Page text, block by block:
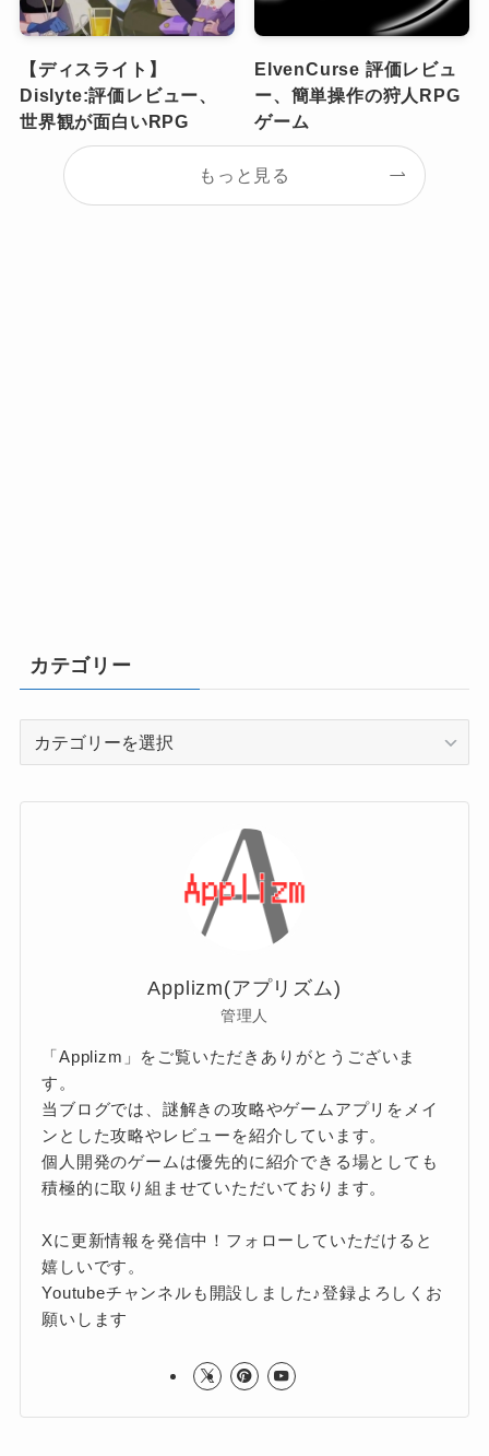
【ディスライト】
Dislyte:評価レビュー、
世界観が面白いRPG
ElvenCurse 評価レビュ
ー、簡単操作の狩人RPG
ゲーム
もっと見る
カテゴリー
Applizm(アプリズム)
管理人
「Applizm」をご覧いただきありがとうございま
す。
当ブログでは、謎解きの攻略やゲームアプリをメイ
ンとした攻略やレビューを紹介しています。
個人開発のゲームは優先的に紹介できる場としても
積極的に取り組ませていただいております。
Xに更新情報を発信中！フォローしていただけると
嬉しいです。
Youtubeチャンネルも開設しました♪登録よろしくお
願いします